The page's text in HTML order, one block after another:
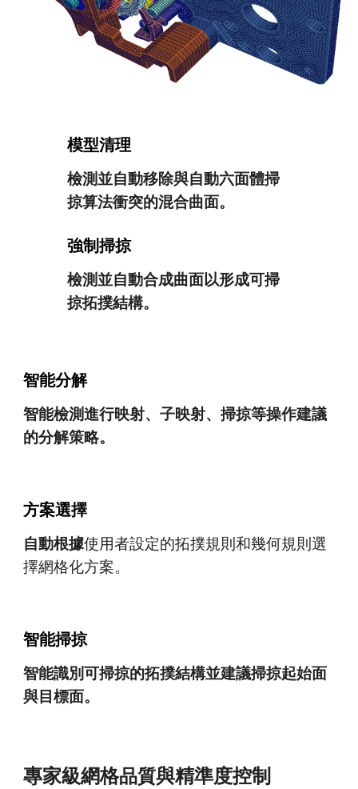
模型清理
檢測並自動移除與自動六面體掃
掠算法衝突的混合曲面。
強制掃掠
檢測並自動合成曲面以形成可掃
掠拓撲結構。
智能分解
智能檢測進行映射、子映射、掃掠等操作建議
的分解策略。
方案選擇
自動根據使用者設定的拓撲規則和幾何規則選
擇網格化方案。
智能掃掠
智能識別可掃掠的拓撲結構並建議掃掠起始面
與目標面。
專家級網格品質與精準度控制